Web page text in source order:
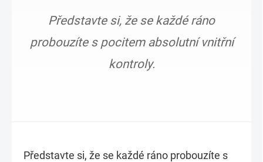
Představte si, že se každé ráno
probouzíte s pocitem absolutní vnitřní
kontroly.
Představte si, že se každé ráno probouzíte s